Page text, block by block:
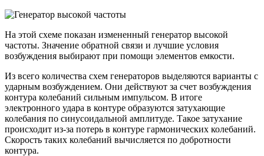
На этой схеме показан измененный генератор высокой
частоты. Значение обратной связи и лучшие условия
возбуждения выбирают при помощи элементов емкости.
Из всего количества схем генераторов выделяются варианты с
ударным возбуждением. Они действуют за счет возбуждения
контура колебаний сильным импульсом. В итоге
электронного удара в контуре образуются затухающие
колебания по синусоидальной амплитуде. Такое затухание
происходит из-за потерь в контуре гармонических колебаний.
Скорость таких колебаний вычисляется по добротности
контура.